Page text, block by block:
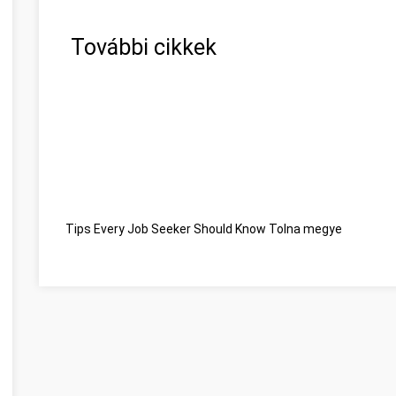
További cikkek
Tips Every Job Seeker Should Know Tolna megye